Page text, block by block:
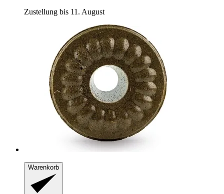
Zustellung bis 11. August
Warenkorb